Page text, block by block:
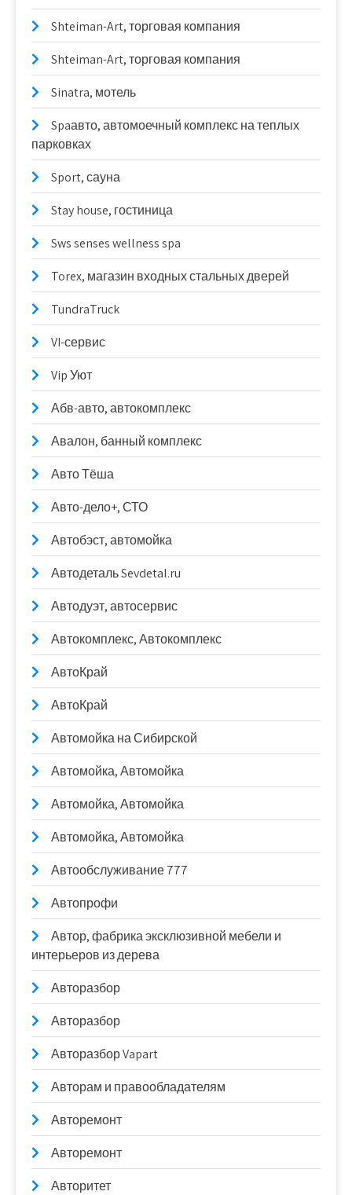
Shteiman-Art, торговая компания
Shteiman-Art, торговая компания
Sinatra, мотель
Spaавто, автомоечный комплекс на теплых
парковках
Sport, сауна
Stay house, гостиница
Sws senses wellness spa
Torex, магазин входных стальных дверей
TundraTruck
VI-сервис
Vip Уют
Абв-авто, автокомплекс
Авалон, банный комплекс
Авто Тёша
Авто-дело+, СТО
Автобэст, автомойка
Автодеталь Sevdetal.ru
Автодуэт, автосервис
Автокомплекс, Автокомплекс
АвтоКрай
АвтоКрай
Автомойка на Сибирской
Автомойка, Автомойка
Автомойка, Автомойка
Автомойка, Автомойка
Автообслуживание 777
Автопрофи
Автор, фабрика эксклюзивной мебели и
интерьеров из дерева
Авторазбор
Авторазбор
Авторазбор Vapart
Авторам и правообладателям
Авторемонт
Авторемонт
Авторитет